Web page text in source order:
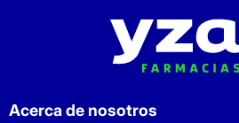
Acerca de nosotros